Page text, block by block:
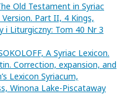
Old Testament in Syriac
Part II, 4 Kings,
i Liturgiczny: Tom 40 Nr 3
A Syriac Lexicon.
Correction, expansion, and
Lexicon Syriacum,
Winona Lake-Piscataway